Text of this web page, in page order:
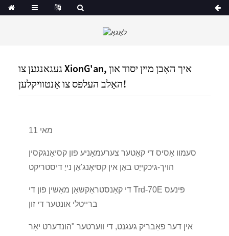
געגאנגען צו XionG'an, איך האָבן מיין יסוד און
האַלב העלפּס צו אַנטוויקלען!
מאי 11
סעמוו אַסיס די קאַטער צערעמאָניע פון ​​קסיאָנגקסין
הויך-גיכקייַט באַן אין קסיאָנג'אַן נייַ דיסטריקט
די קאַנסטראַקשאַן מאַשין פון די Trd-70E פּינעס
ברייטלי אונטער די זון
אין דער פאַבריק געגנט, די ווערטער "הונדערט יאָר